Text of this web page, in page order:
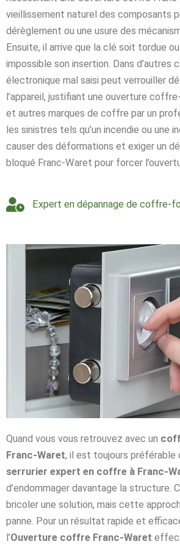
vieillissement naturel des composants
dérèglement ou une usure des
Ensuite, il arrive que la clé soit tordue
impossible son insertion. Dans d’autres
électronique mal saisi peut verrouiller
l’appareil, justifiant une ouverture
et autres marques de coffre par un
les sinistres tels qu’un incendie ou une
causer des déformations et exiger un
bloqué Franc-Waret pour forcer
Expert en dépannage de coffre-
Quand vous vous retrouvez avec un
Franc-Waret, il est toujours préférable
serrurier expert en coffre à Franc-
d’endommager davantage la structure.
bricoler une solution, mais cette
panne. Pour un résultat rapide et
l’Ouverture coffre Franc-Waret